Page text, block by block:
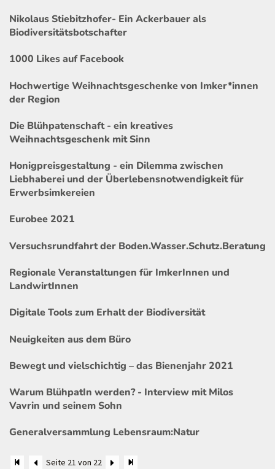
Nikolaus Stiebitzhofer- Ein Ackerbauer als
Biodiversitätsbotschafter
1000 Likes auf Facebook
Hochwertige Weihnachtsgeschenke von Imker*innen
der Region
Die Blühpatenschaft - ein kreatives
Weihnachtsgeschenk mit Sinn
Honigpreisgestaltung - ein Dilemma zwischen
Liebhaberei und der Überlebensnotwendigkeit für
Erwerbsimkereien
Eurobee 2021
Versuchsrundfahrt der Boden.Wasser.Schutz.Beratung
Regionale Veranstaltungen für ImkerInnen und
LandwirtInnen
Digitale Tools zum Erhalt der Biodiversität
Neuigkeiten aus dem Büro
Bewegt und vielschichtig – das Bienenjahr 2021
Warum BlühpatIn werden? - Interview mit Milos
Vavrin und seinem Sohn
Generalversammlung Lebensraum:Natur
Seite 21 von 22